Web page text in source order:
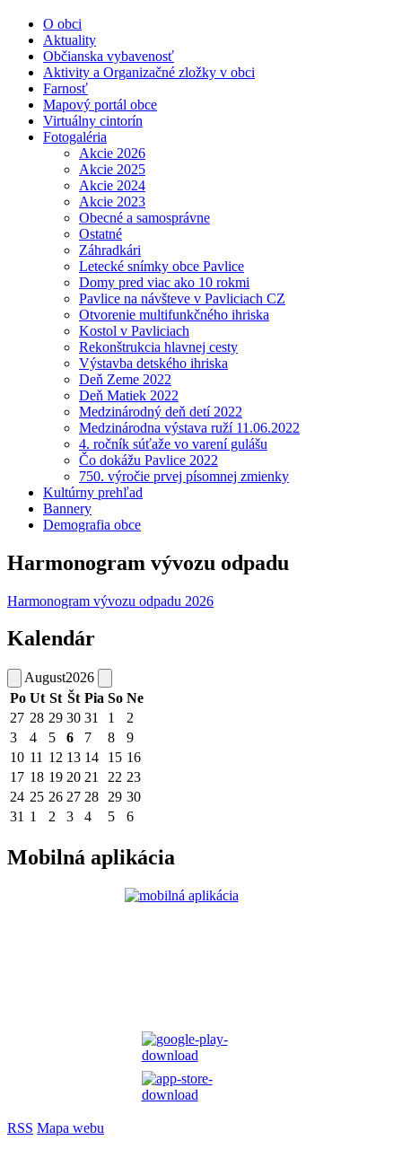
O obci
Aktuality
Občianska vybavenosť
Aktivity a Organizačné zložky v obci
Farnosť
Mapový portál obce
Virtuálny cintorín
Fotogaléria
Akcie 2026
Akcie 2025
Akcie 2024
Akcie 2023
Obecné a samosprávne
Ostatné
Záhradkári
Letecké snímky obce Pavlice
Domy pred viac ako 10 rokmi
Pavlice na návšteve v Pavliciach CZ
Otvorenie multifunkčného ihriska
Kostol v Pavliciach
Rekonštrukcia hlavnej cesty
Výstavba detského ihriska
Deň Zeme 2022
Deň Matiek 2022
Medzinárodný deň detí 2022
Medzinárodna výstava ruží 11.06.2022
4. ročník súťaže vo varení gulášu
Čo dokážu Pavlice 2022
750. výročie prvej písomnej zmienky
Kultúrny prehľad
Bannery
Demografia obce
Harmonogram vývozu odpadu
Harmonogram vývozu odpadu 2026
Kalendár
August2026
Po Ut St Št Pia So Ne
27 28 29 30 31 1
2
3
4 5 6 7 8
9
10 11 12 13 14 15 16
17 18 19 20 21 22 23
24 25 26 27 28 29 30
31 1 2 3 4 5 6
Mobilná aplikácia
RSS Mapa webu